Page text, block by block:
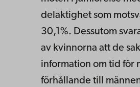
delaktighet som
30,1%. Dessutom
av kvinnorna att de
information om tid för
förhållande till